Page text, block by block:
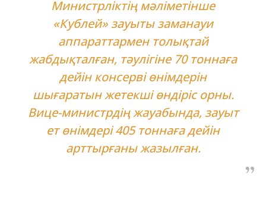
Министрліктің мәліметінше
«Кублей» зауыты заманауи
аппараттармен толықтай
жабдықталған, тәулігіне 70 тоннаға
дейін консерві өнімдерін
шығаратын жетекші өндіріс орны.
Вице-министрдің жауабында, зауыт
ет өнімдері 405 тоннаға дейін
арттырғаны жазылған.